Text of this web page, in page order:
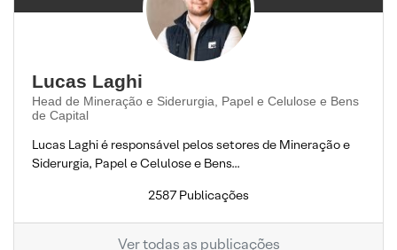
Lucas Laghi
Head de Mineração e Siderurgia, Papel e Celulose e Bens
de Capital
Lucas Laghi é responsável pelos setores de Mineração e
Siderurgia, Papel e Celulose e Bens...
2587 Publicações
Ver todas as publicações